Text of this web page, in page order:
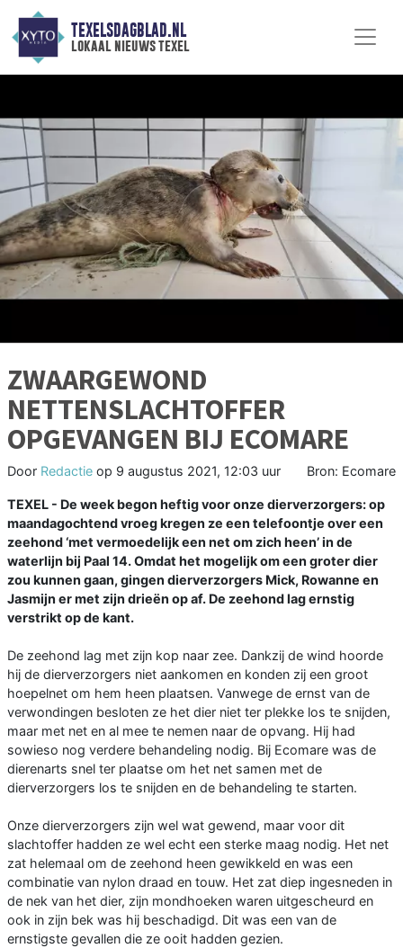
TEXELSDAGBLAD.NL
lokaal nieuws texel
ZWAARGEWOND
NETTENSLACHTOFFER
OPGEVANGEN BIJ ECOMARE
Door Redactie op 9 augustus 2021, 12:03 uur Bron: Ecomare
TEXEL - De week begon heftig voor onze dierverzorgers: op
maandagochtend vroeg kregen ze een telefoontje over een
zeehond ‘met vermoedelijk een net om zich heen’ in de
waterlijn bij Paal 14. Omdat het mogelijk om een groter dier
zou kunnen gaan, gingen dierverzorgers Mick, Rowanne en
Jasmijn er met zijn drieën op af. De zeehond lag ernstig
verstrikt op de kant.
De zeehond lag met zijn kop naar zee. Dankzij de wind hoorde
hij de dierverzorgers niet aankomen en konden zij een groot
hoepelnet om hem heen plaatsen. Vanwege de ernst van de
verwondingen besloten ze het dier niet ter plekke los te snijden,
maar met net en al mee te nemen naar de opvang. Hij had
sowieso nog verdere behandeling nodig. Bij Ecomare was de
dierenarts snel ter plaatse om het net samen met de
dierverzorgers los te snijden en de behandeling te starten.
Onze dierverzorgers zijn wel wat gewend, maar voor dit
slachtoffer hadden ze wel echt een sterke maag nodig. Het net
zat helemaal om de zeehond heen gewikkeld en was een
combinatie van nylon draad en touw. Het zat diep ingesneden in
de nek van het dier, zijn mondhoeken waren uitgescheurd en
ook in zijn bek was hij beschadigd. Dit was een van de
ernstigste gevallen die ze ooit hadden gezien.